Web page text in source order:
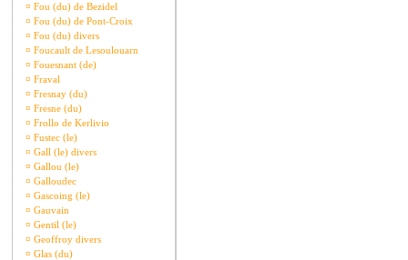
¤ Fou (du) de Bezidel
¤ Fou (du) de Pont-Croix
¤ Fou (du) divers
¤ Foucault de Lesoulouarn
¤ Fouesnant (de)
¤ Fraval
¤ Fresnay (du)
¤ Fresne (du)
¤ Frollo de Kerlivio
¤ Fustec (le)
¤ Gall (le) divers
¤ Gallou (le)
¤ Galloudec
¤ Gascoing (le)
¤ Gauvain
¤ Gentil (le)
¤ Geoffroy divers
¤ Glas (du)